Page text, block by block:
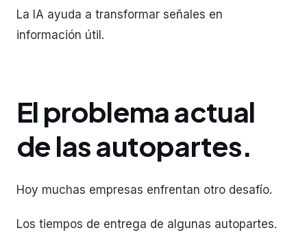
La IA ayuda a transformar señales en
información útil.
El problema actual
de las autopartes.
Hoy muchas empresas enfrentan otro desafío.
Los tiempos de entrega de algunas autopartes.